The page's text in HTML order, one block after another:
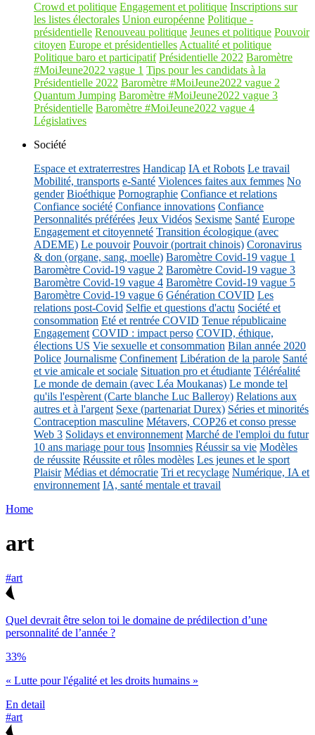
Crowd et politique Engagement et politique Inscriptions sur
les listes électorales Union européenne Politique -
présidentielle Renouveau politique Jeunes et politique Pouvoir
citoyen Europe et présidentielles Actualité et politique
Politique baro et participatif Présidentielle 2022 Baromètre
#MoiJeune2022 vague 1 Tips pour les candidats à la
Présidentielle 2022 Baromètre #MoiJeune2022 vague 2
Quantum Jumping Baromètre #MoiJeune2022 vague 3
Présidentielle Baromètre #MoiJeune2022 vague 4
Législatives
Société
Espace et extraterrestres Handicap IA et Robots Le travail
Mobilité, transports e-Santé Violences faites aux femmes No
gender Bioéthique Pornographie Confiance et relations
Confiance société Confiance innovations Confiance
Personnalités préférées Jeux Vidéos Sexisme Santé Europe
Engagement et citoyenneté Transition écologique (avec
ADEME) Le pouvoir Pouvoir (portrait chinois) Coronavirus
& don (organe, sang, moelle) Baromètre Covid-19 vague 1
Baromètre Covid-19 vague 2 Baromètre Covid-19 vague 3
Baromètre Covid-19 vague 4 Baromètre Covid-19 vague 5
Baromètre Covid-19 vague 6 Génération COVID Les
relations post-Covid Selfie et questions d'actu Société et
consommation Eté et rentrée COVID Tenue républicaine
Engagement COVID : impact perso COVID, éthique,
élections US Vie sexuelle et consommation Bilan année 2020
Police Journalisme Confinement Libération de la parole Santé
et vie amicale et sociale Situation pro et étudiante Téléréalité
Le monde de demain (avec Léa Moukanas) Le monde tel
qu'ils l'espèrent (Carte blanche Luc Balleroy) Relations aux
autres et à l'argent Sexe (partenariat Durex) Séries et minorités
Contraception masculine Métavers, COP26 et conso presse
Web 3 Solidays et environnement Marché de l'emploi du futur
10 ans mariage pour tous Insomnies Réussir sa vie Modèles
de réussite Réussite et rôles modèles Les jeunes et le sport
Plaisir Médias et démocratie Tri et recyclage Numérique, IA et
environnement IA, santé mentale et travail
Home
art
#art
Quel devrait être selon toi le domaine de prédilection d’une
personnalité de l’année ?
33%
« Lutte pour l'égalité et les droits humains »
En detail
#art